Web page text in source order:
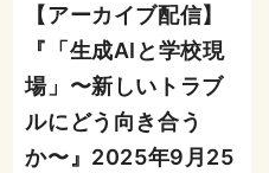
【アーカイブ配信】
『「生成AIと学校現
場」〜新しいトラブ
ルにどう向き合う
か〜』2025年9月25